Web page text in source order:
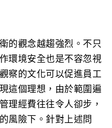
的觀念越趨強烈。不只
環境安全也是不容忽視
察的文化可以促進員工
這個理想，由於範圍遍
理經費往往令人卻步，
風險下。針對上述問